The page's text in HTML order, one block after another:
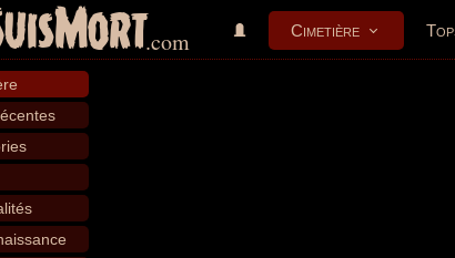
.com Cimetière